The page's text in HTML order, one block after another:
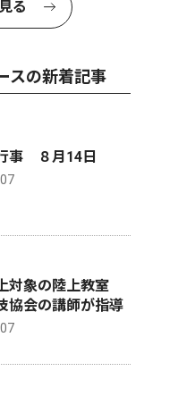
2026.07.31
ツ優勝 な
会
さんが、
る
スの新着記事
事 ８月14日
対象の陸上教室
協会の講師が指導